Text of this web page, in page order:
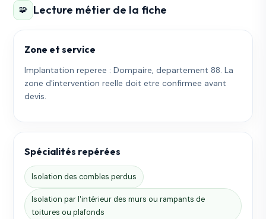
🧩 Lecture métier de la fiche
Zone et service
Implantation reperee : Dompaire, departement 88. La
zone d'intervention reelle doit etre confirmee avant
devis.
Spécialités repérées
Isolation des combles perdus
Isolation par l'intérieur des murs ou rampants de
toitures ou plafonds